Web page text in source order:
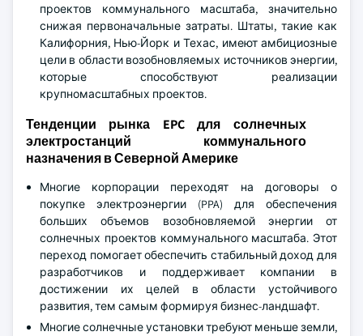
проектов коммунального масштаба, значительно
снижая первоначальные затраты. Штаты, такие как
Калифорния, Нью-Йорк и Техас, имеют амбициозные
цели в области возобновляемых источников энергии,
которые способствуют реализации
крупномасштабных проектов.
Тенденции рынка EPC для солнечных
электростанций коммунального
назначения в Северной Америке
Многие корпорации переходят на договоры о
покупке электроэнергии (PPA) для обеспечения
больших объемов возобновляемой энергии от
солнечных проектов коммунального масштаба. Этот
переход помогает обеспечить стабильный доход для
разработчиков и поддерживает компании в
достижении их целей в области устойчивого
развития, тем самым формируя бизнес-ландшафт.
Многие солнечные установки требуют меньше земли,